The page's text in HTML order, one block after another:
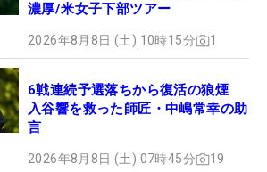
濃厚/米女子下部ツアー
2026年8月8日 (土) 10時15分 1
6戦連続予選落ちから復活の狼煙
入谷響を救った師匠・中嶋常幸の助
言
2026年8月8日 (土) 07時45分 19